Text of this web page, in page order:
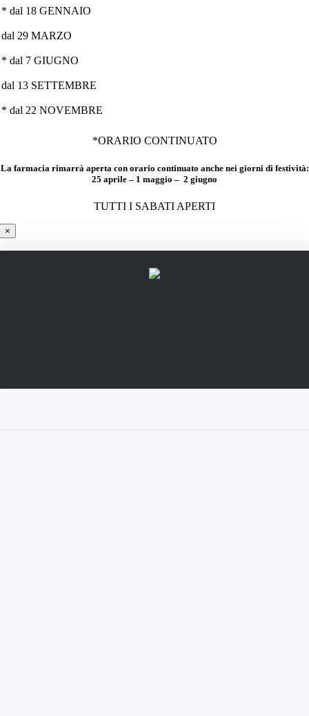
* dal 18 GENNAIO
dal 29 MARZO
* dal 7 GIUGNO
dal 13 SETTEMBRE
* dal 22 NOVEMBRE
*ORARIO CONTINUATO
La farmacia rimarrà aperta con orario continuato anche nei giorni di festività:
25 aprile – 1 maggio – 2 giugno
TUTTI I SABATI APERTI
×